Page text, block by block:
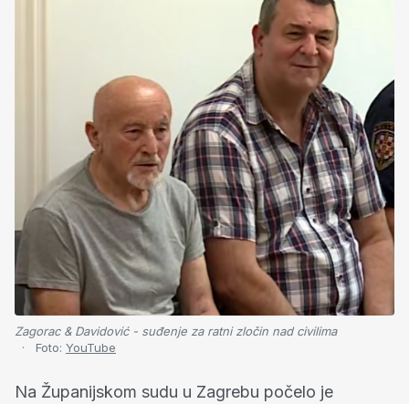
Zagorac & Davidović - suđenje za ratni zločin nad civilima
Foto: YouTube
Na Županijskom sudu u Zagrebu počelo je